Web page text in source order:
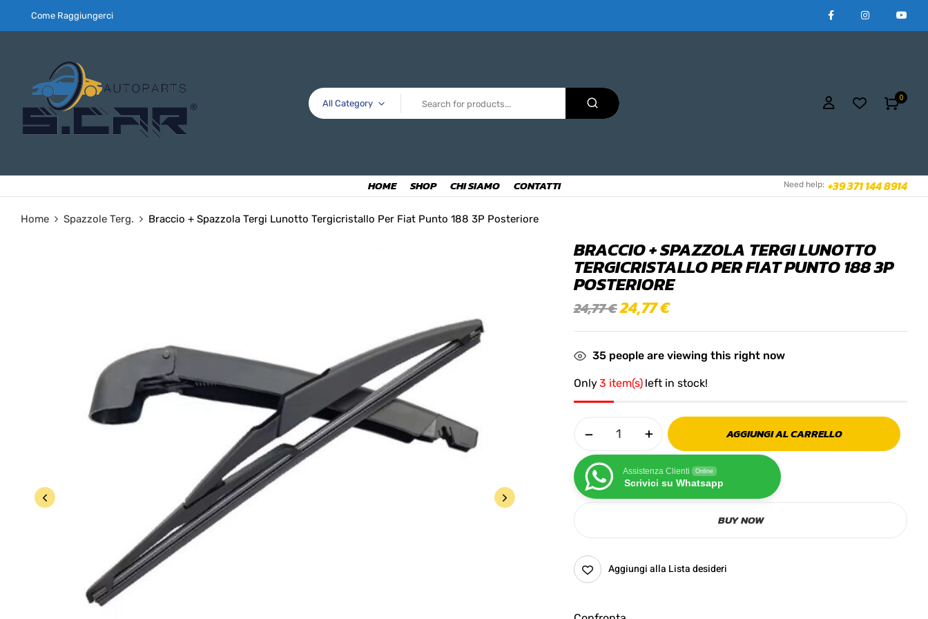
Come Raggiungerci
All Category
0
HOME SHOP CHI SIAMO CONTATTI Need help: +39 371 144 8914
Home Spazzole Terg. Braccio + Spazzola Tergi Lunotto Tergicristallo Per Fiat Punto 188 3P Posteriore
BRACCIO + SPAZZOLA TERGI LUNOTTO
TERGICRISTALLO PER FIAT PUNTO 188 3P
POSTERIORE
24,77€24,77€
35 people are viewing this right now
Only3 item(s) left in stock!
AGGIUNGI AL CARRELLO
Assistenza Clienti Online
Scrivici su Whatsapp
BUY NOW
Aggiungi alla Lista desideri